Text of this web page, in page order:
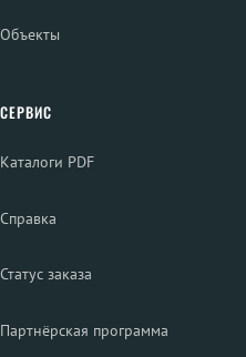
Объекты
СЕРВИС
Каталоги PDF
Справка
Статус заказа
Партнёрская программа